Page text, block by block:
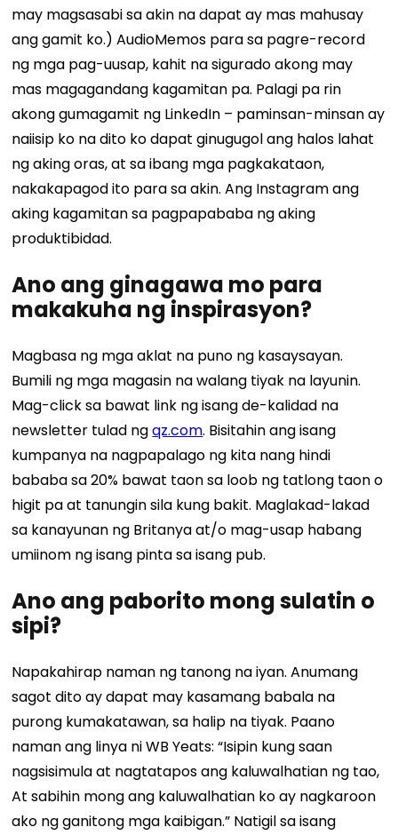
may magsasabi sa akin na dapat ay mas mahusay
ang gamit ko.) AudioMemos para sa pagre-record
ng mga pag-uusap, kahit na sigurado akong may
mas magagandang kagamitan pa. Palagi pa rin
akong gumagamit ng LinkedIn – paminsan-minsan ay
naiisip ko na dito ko dapat ginugugol ang halos lahat
ng aking oras, at sa ibang mga pagkakataon,
nakakapagod ito para sa akin. Ang Instagram ang
aking kagamitan sa pagpapababa ng aking
produktibidad.
Ano ang ginagawa mo para
makakuha ng inspirasyon?
Magbasa ng mga aklat na puno ng kasaysayan.
Bumili ng mga magasin na walang tiyak na layunin.
Mag-click sa bawat link ng isang de-kalidad na
newsletter tulad ngqz.com. Bisitahin ang isang
kumpanya na nagpapalago ng kita nang hindi
bababa sa 20% bawat taon sa loob ng tatlong taon o
higit pa at tanungin sila kung bakit. Maglakad-lakad
sa kanayunan ng Britanya at/o mag-usap habang
umiinom ng isang pinta sa isang pub.
Ano ang paborito mong sulatin o
sipi?
Napakahirap naman ng tanong na iyan. Anumang
sagot dito ay dapat may kasamang babala na
purong kumakatawan, sa halip na tiyak. Paano
naman ang linya ni WB Yeats: “Isipin kung saan
nagsisimula at nagtatapos ang kaluwalhatian ng tao,
At sabihin mong ang kaluwalhatian ko ay nagkaroon
ako ng ganitong mga kaibigan.” Natigil sa isang